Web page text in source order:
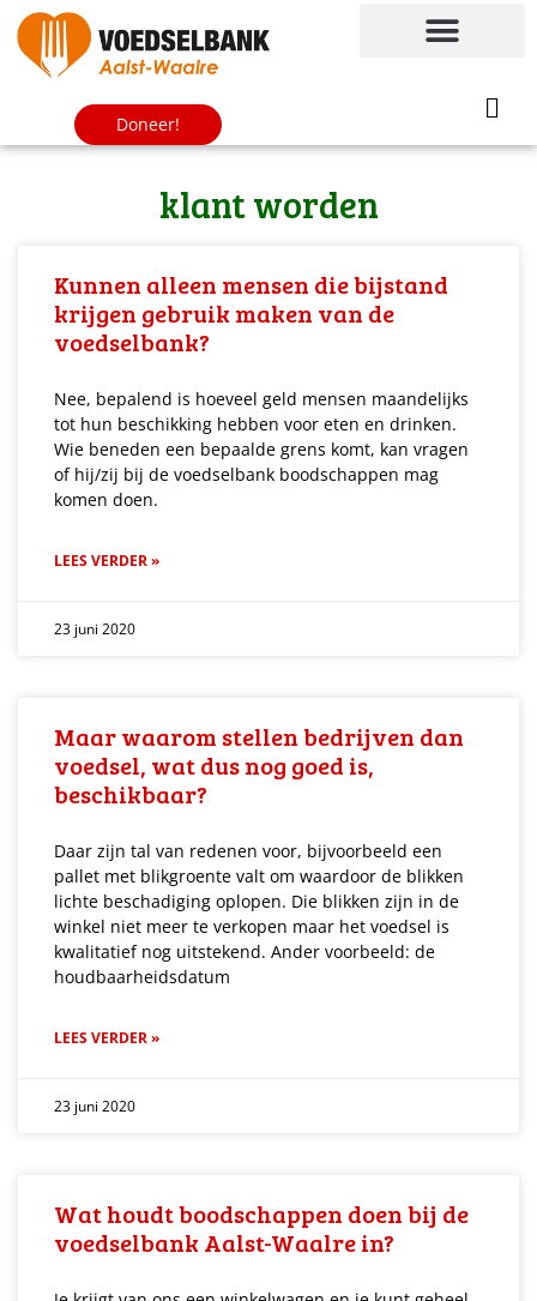
Doneer!
klant worden
Kunnen alleen mensen die bijstand
krijgen gebruik maken van de
voedselbank?
Nee, bepalend is hoeveel geld mensen maandelijks
tot hun beschikking hebben voor eten en drinken.
Wie beneden een bepaalde grens komt, kan vragen
of hij/zij bij de voedselbank boodschappen mag
komen doen.
LEES VERDER »
23 juni 2020
Maar waarom stellen bedrijven dan
voedsel, wat dus nog goed is,
beschikbaar?
Daar zijn tal van redenen voor, bijvoorbeeld een
pallet met blikgroente valt om waardoor de blikken
lichte beschadiging oplopen. Die blikken zijn in de
winkel niet meer te verkopen maar het voedsel is
kwalitatief nog uitstekend. Ander voorbeeld: de
houdbaarheidsdatum
LEES VERDER »
23 juni 2020
Wat houdt boodschappen doen bij de
voedselbank Aalst-Waalre in?